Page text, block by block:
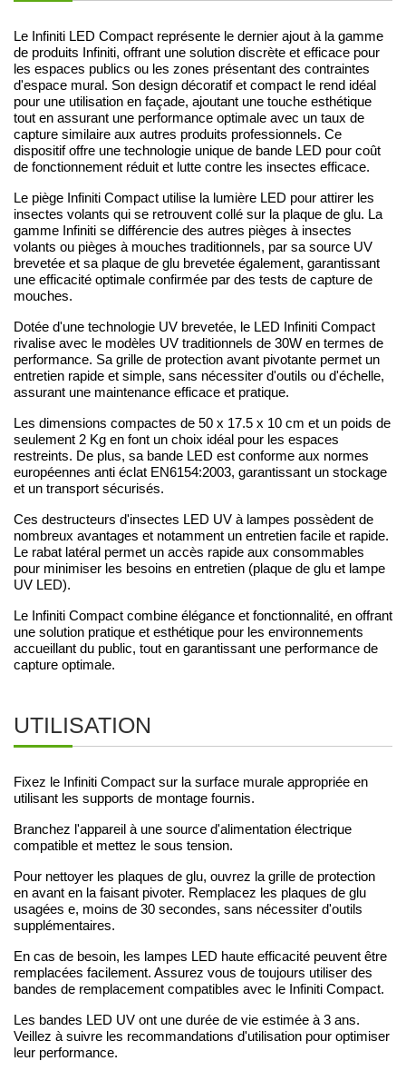
Le Infiniti LED Compact représente le dernier ajout à la gamme
de produits Infiniti, offrant une solution discrète et efficace pour
les espaces publics ou les zones présentant des contraintes
d'espace mural. Son design décoratif et compact le rend idéal
pour une utilisation en façade, ajoutant une touche esthétique
tout en assurant une performance optimale avec un taux de
capture similaire aux autres produits professionnels. Ce
dispositif offre une technologie unique de bande LED pour coût
de fonctionnement réduit et lutte contre les insectes efficace.
Le piège Infiniti Compact utilise la lumière LED pour attirer les
insectes volants qui se retrouvent collé sur la plaque de glu. La
gamme Infiniti se différencie des autres pièges à insectes
volants ou pièges à mouches traditionnels, par sa source UV
brevetée et sa plaque de glu brevetée également, garantissant
une efficacité optimale confirmée par des tests de capture de
mouches.
Dotée d'une technologie UV brevetée, le LED Infiniti Compact
rivalise avec le modèles UV traditionnels de 30W en termes de
performance. Sa grille de protection avant pivotante permet un
entretien rapide et simple, sans nécessiter d'outils ou d'échelle,
assurant une maintenance efficace et pratique.
Les dimensions compactes de 50 x 17.5 x 10 cm et un poids de
seulement 2 Kg en font un choix idéal pour les espaces
restreints. De plus, sa bande LED est conforme aux normes
européennes anti éclat EN6154:2003, garantissant un stockage
et un transport sécurisés.
Ces destructeurs d'insectes LED UV à lampes possèdent de
nombreux avantages et notamment un entretien facile et rapide.
Le rabat latéral permet un accès rapide aux consommables
pour minimiser les besoins en entretien (plaque de glu et lampe
UV LED).
Le Infiniti Compact combine élégance et fonctionnalité, en offrant
une solution pratique et esthétique pour les environnements
accueillant du public, tout en garantissant une performance de
capture optimale.
UTILISATION
Fixez le Infiniti Compact sur la surface murale appropriée en
utilisant les supports de montage fournis.
Branchez l'appareil à une source d'alimentation électrique
compatible et mettez le sous tension.
Pour nettoyer les plaques de glu, ouvrez la grille de protection
en avant en la faisant pivoter. Remplacez les plaques de glu
usagées e, moins de 30 secondes, sans nécessiter d'outils
supplémentaires.
En cas de besoin, les lampes LED haute efficacité peuvent être
remplacées facilement. Assurez vous de toujours utiliser des
bandes de remplacement compatibles avec le Infiniti Compact.
Les bandes LED UV ont une durée de vie estimée à 3 ans.
Veillez à suivre les recommandations d'utilisation pour optimiser
leur performance.